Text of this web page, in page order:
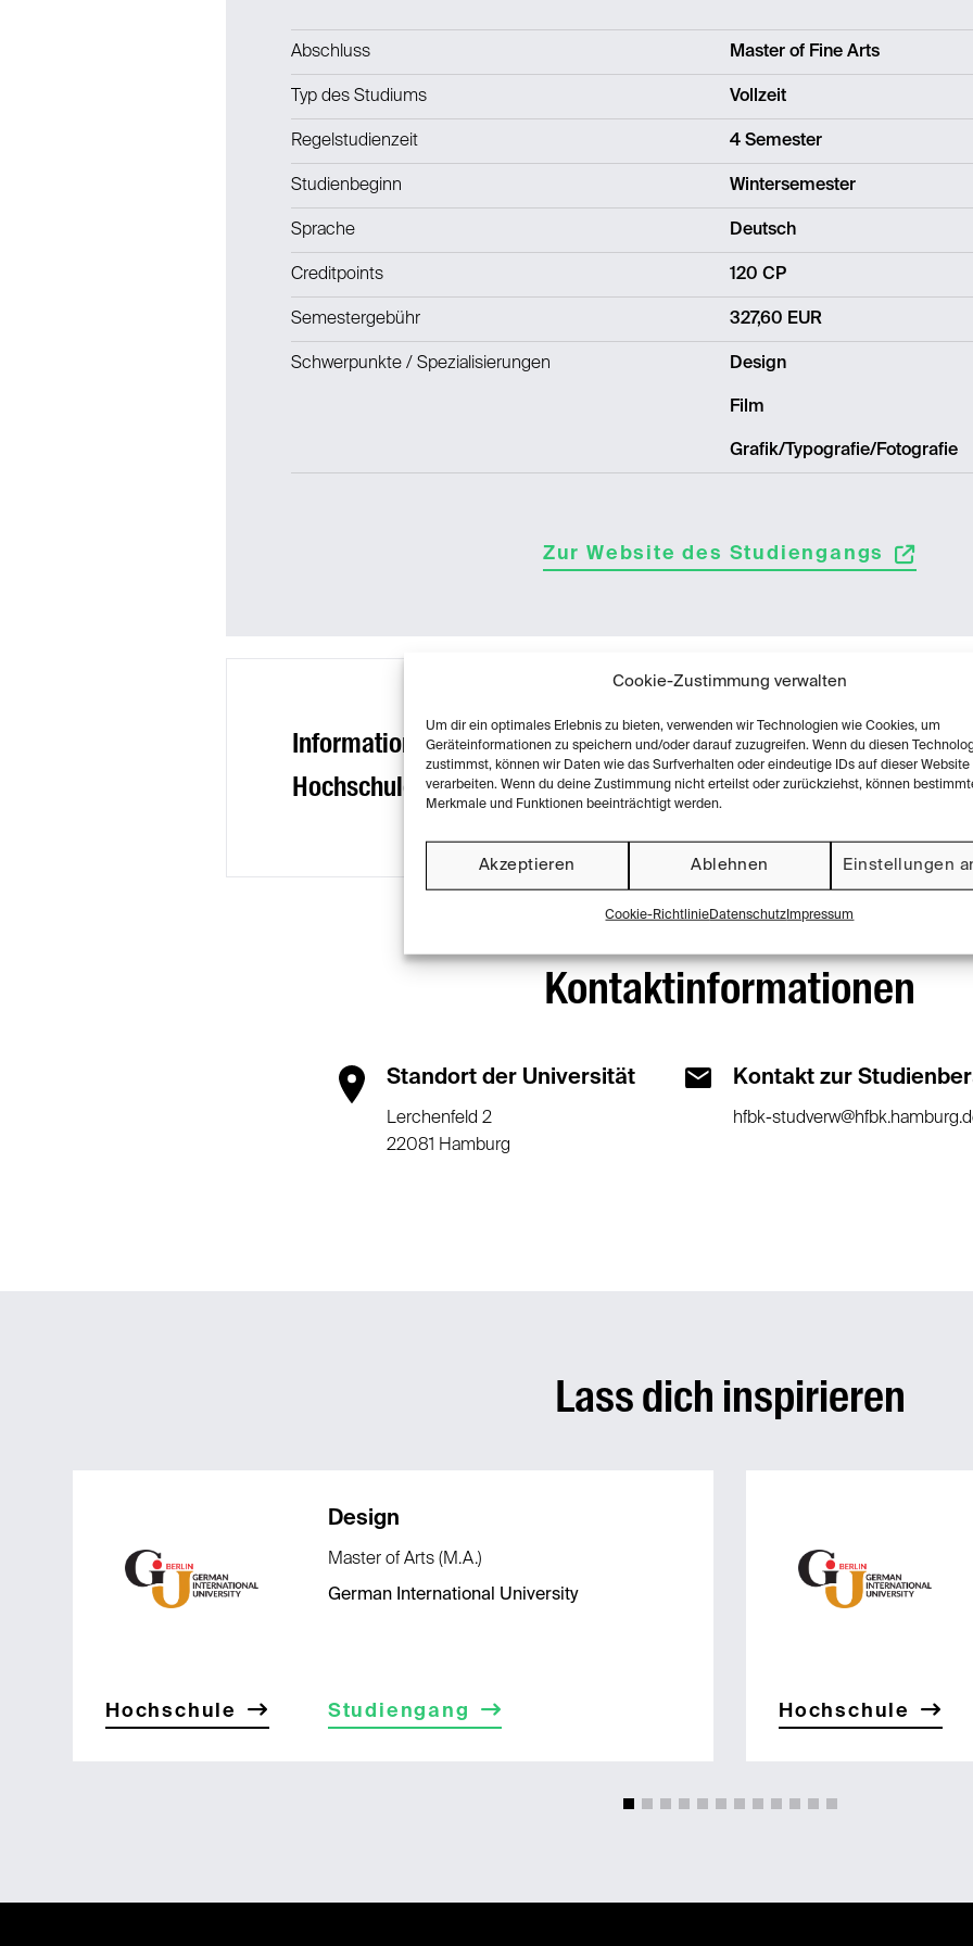
Cookie-Zustimmung verwalten
Um dir ein optimales Erlebnis zu bieten, verwenden wir Technologien wie Cookies, um
Geräteinformationen zu speichern und/oder darauf zuzugreifen. Wenn du diesen
zustimmst, können wir Daten wie das Surfverhalten oder eindeutige IDs auf dieser Website
verarbeiten. Wenn du deine Zustimmung nicht erteilst oder zurückziehst, können
Merkmale und Funktionen beeinträchtigt werden.
Akzeptieren Ablehnen Einstellungen
Cookie-Richtlinie Datenschutz Impressum
Abschluss Master of Fine Arts
Typ des Studiums Vollzeit
Regelstudienzeit 4 Semester
Studienbeginn Wintersemester
Sprache Deutsch
Creditpoints 120 CP
Semestergebühr 327,60 EUR
Schwerpunkte / Spezialisierungen Design
Film
Grafik/Typografie/Fotografie
Zur Website des Studiengangs
Informationen zur
Hochschule und Fakultät
2
Kontaktinformationen
Standort der Universität
Lerchenfeld 2
22081 Hamburg
Kontakt zur
hfbk-
Lass dich inspirieren
Design
Master of Arts (M.A.)
German International University
Hochschule Studiengang Hochschule